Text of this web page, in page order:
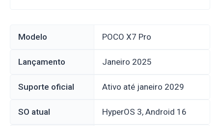
Modelo POCO X7 Pro
Lançamento janeiro 2025
Suporte oficial Ativo até janeiro 2029
SO atual HyperOS 3, Android 16